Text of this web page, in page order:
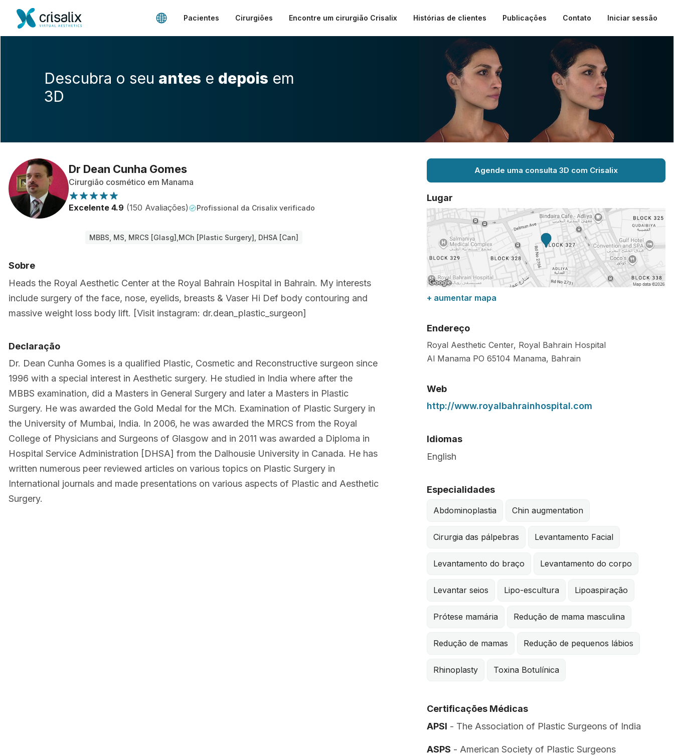
Pacientes Cirurgiões Encontre um cirurgião Crisalix Histórias de clientes Publicações Contato Iniciar sessão
Descubra o seu antes e depois em
3D
Dr Dean Cunha Gomes
Cirurgião cosmético em Manama
Excelente 4.9 (150 Avaliações) Profissional da Crisalix verificado
MBBS, MS, MRCS [Glasg],MCh [Plastic Surgery], DHSA [Can]
Sobre
Heads the Royal Aesthetic Center at the Royal Bahrain Hospital in Bahrain. My interests
include surgery of the face, nose, eyelids, breasts & Vaser Hi Def body contouring and
massive weight loss body lift. [Visit instagram: dr.dean_plastic_surgeon]
Declaração
Dr. Dean Cunha Gomes is a qualified Plastic, Cosmetic and Reconstructive surgeon since
1996 with a special interest in Aesthetic surgery. He studied in India where after the
MBBS examination, did a Masters in General Surgery and later a Masters in Plastic
Surgery. He was awarded the Gold Medal for the MCh. Examination of Plastic Surgery in
the University of Mumbai, India. In 2006, he was awarded the MRCS from the Royal
College of Physicians and Surgeons of Glasgow and in 2011 was awarded a Diploma in
Hospital Service Administration [DHSA] from the Dalhousie University in Canada. He has
written numerous peer reviewed articles on various topics on Plastic Surgery in
International journals and made presentations on various aspects of Plastic and Aesthetic
Surgery.
Agende uma consulta 3D com Crisalix
Lugar
+ aumentar mapa
Endereço
Royal Aesthetic Center, Royal Bahrain Hospital
Al Manama PO 65104 Manama, Bahrain
Web
http://www.royalbahrainhospital.com
Idiomas
English
Especialidades
Abdominoplastia Chin augmentation
Cirurgia das pálpebras Levantamento Facial
Levantamento do braço Levantamento do corpo
Levantar seios Lipo-escultura Lipoaspiração
Prótese mamária Redução de mama masculina
Redução de mamas Redução de pequenos lábios
Rhinoplasty Toxina Botulínica
Certificações Médicas
APSI - The Association of Plastic Surgeons of India
ASPS - American Society of Plastic Surgeons